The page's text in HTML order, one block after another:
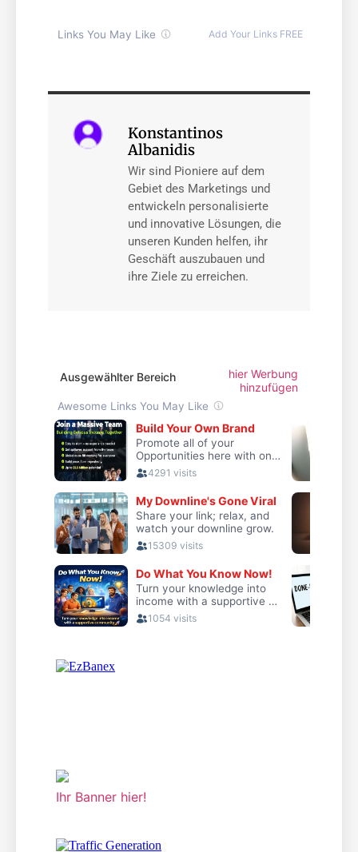
Konstantinos
Albanidis
Wir sind Pioniere auf dem
Gebiet des Marketings und
entwickeln personalisierte
und innovative Lösungen, die
unseren Kunden helfen, ihr
Geschäft auszubauen und
ihre Ziele zu erreichen.
Ausgewählter Bereich
hier Werbung
hinzufügen
Ihr Banner hier!